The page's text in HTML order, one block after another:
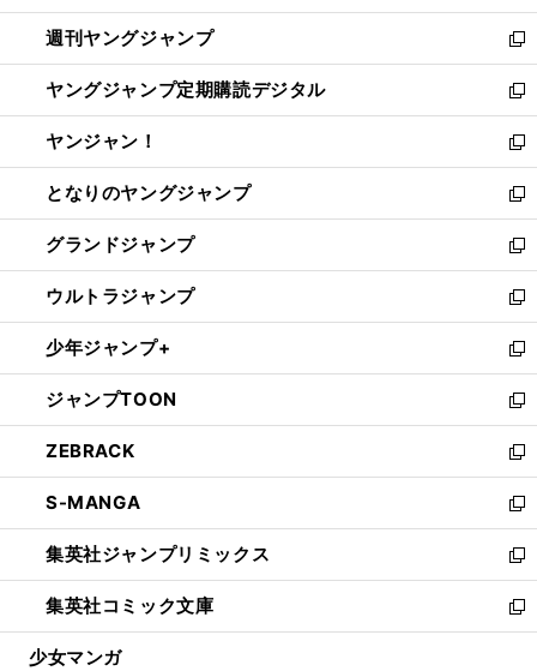
開
く
ウ
で
開
く
ン
ド
ウ
で
開
く
ウ
ィ
ン
ド
ウ
で
開
く
週刊ヤングジャンプ
新
し
い
ウ
ィ
ン
ド
ウ
で
開
く
ヤングジャンプ定期購読デジタル
新
し
い
ウ
ィ
ン
ド
ウ
で
開
く
ヤンジャン！
新
し
い
ウ
ィ
ン
ド
ウ
で
開
く
となりのヤングジャンプ
新
し
い
ウ
ィ
ン
ド
ウ
で
開
く
グランドジャンプ
新
し
い
ウ
ィ
ン
ド
ウ
で
開
く
ウルトラジャンプ
新
し
い
ウ
ィ
ン
ド
ウ
で
開
く
少年ジャンプ+
新
し
い
ウ
ィ
ン
ド
ウ
で
開
く
ジャンプTOON
新
し
い
ウ
ィ
ン
ド
ウ
で
開
ZEBRACK
新
し
い
ウ
ィ
ン
ド
ウ
S-MANGA
新
し
い
ウ
ィ
ン
集英社ジャンプリミックス
新
し
い
ウ
集英社コミック文庫
新
し
少女マンガ